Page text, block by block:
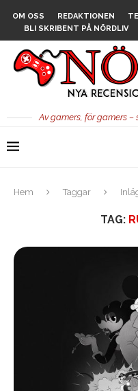
OM OSS REDAKTIONEN
BLI SKRIBENT PÅ NÖRDLIV
Av gamers, för gamers –
Hem Taggar
TAG: